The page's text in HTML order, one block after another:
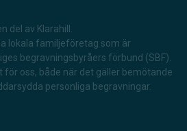
del av Klarahill.
lokala familjeföretag som är
begravningsbyråers förbund (SBF).
för oss, både när det gäller bemötande
personliga begravningar.